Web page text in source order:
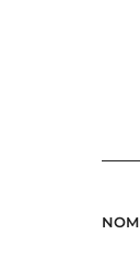
NOM